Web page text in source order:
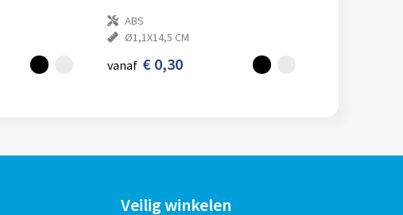
ABS
Ø1,1X14,5 CM
vanaf € 0,30
Veilig winkelen